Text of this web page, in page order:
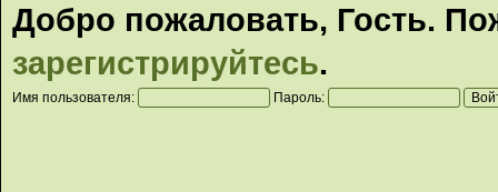
Добро пожаловать, Гость.
зарегистрируйтесь.
Имя пользователя: Пароль: